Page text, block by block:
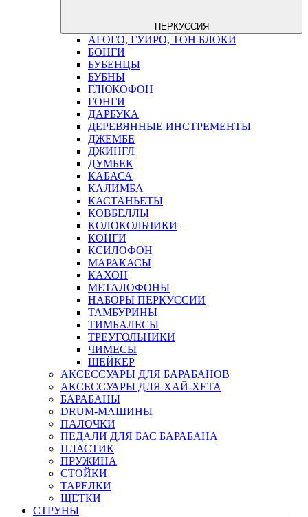
ПЕРКУССИЯ
АГОГО, ГУИРО, ТОН БЛОКИ
БОНГИ
БУБЕНЦЫ
БУБНЫ
ГЛЮКОФОН
ГОНГИ
ДАРБУКА
ДЕРЕВЯННЫЕ ИНСТРЕМЕНТЫ
ДЖЕМБЕ
ДЖИНГЛ
ДУМБЕК
КАБАСА
КАЛИМБА
КАСТАНЬЕТЫ
КОВБЕЛЛЫ
КОЛОКОЛЬЧИКИ
КОНГИ
КСИЛОФОН
МАРАКАСЫ
КАХОН
МЕТАЛОФОНЫ
НАБОРЫ ПЕРКУССИИ
ТАМБУРИНЫ
ТИМБАЛЕСЫ
ТРЕУГОЛЬНИКИ
ЧИМЕСЫ
ШЕЙКЕР
АКСЕССУАРЫ ДЛЯ БАРАБАНОВ
АКСЕССУАРЫ ДЛЯ ХАЙ-ХЕТА
БАРАБАНЫ
DRUM-МАШИНЫ
ПАЛОЧКИ
ПЕДАЛИ ДЛЯ БАС БАРАБАНА
ПЛАСТИК
ПРУЖИНА
СТОЙКИ
ТАРЕЛКИ
ЩЕТКИ
СТРУНЫ